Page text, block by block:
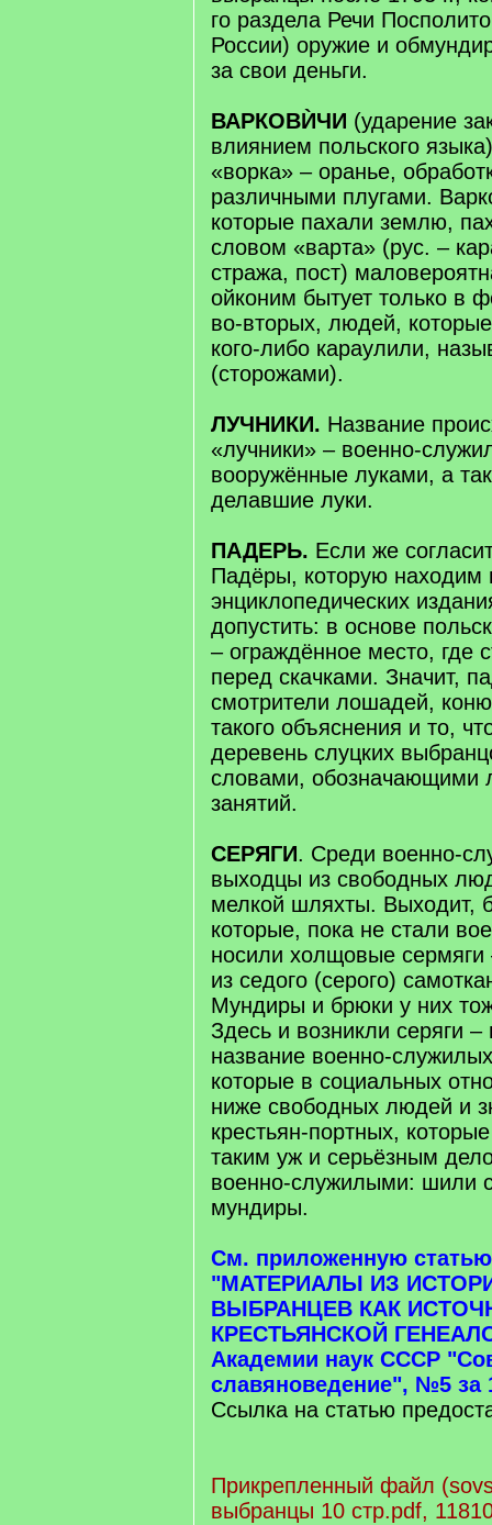
го раздела Речи
России) оружие и
за свои деньги.
ВАРКОВЍЧИ (ударение
влиянием польского
«ворка» – оранье,
различными плугами.
которые пахали землю,
словом «варта» (рус. –
стража, пост)
ойконим бытует только в
во-вторых, людей,
кого-либо караулили,
(сторожами).
ЛУЧНИКИ. Название
«лучники» – военно-
вооружённые луками, а
делавшие луки.
ПАДЕРЬ. Если же
Падёры, которую находим
энциклопедических
допустить: в основе
– ограждённое место, где
перед скачками. Значит,
смотрители лошадей,
такого объяснения и то,
деревень слуцких
словами, обозначающими
занятий.
СЕРЯГИ. Среди военно-
выходцы из свободных
мелкой шляхты. Выходит,
которые, пока не стали
носили холщовые
из седого (серого)
Мундиры и брюки у них
Здесь и возникли серяги –
название военно-
которые в социальных
ниже свободных людей и
крестьян-портных,
таким уж и серьёзным
военно-служилыми: шили
мундиры.
См. приложенную
"МАТЕРИАЛЫ ИЗ
ВЫБРАНЦЕВ КАК
КРЕСТЬЯНСКОЙ
Академии наук СССР
славяноведение", №5 за
Ссылка на статью
Прикрепленный файл
выбранцы 10 стр.pdf,